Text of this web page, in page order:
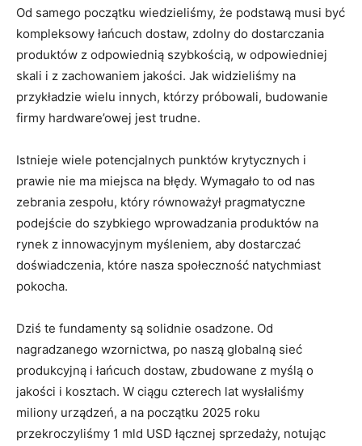
Od samego początku wiedzieliśmy, że podstawą musi być
kompleksowy łańcuch dostaw, zdolny do dostarczania
produktów z odpowiednią szybkością, w odpowiedniej
skali i z zachowaniem jakości. Jak widzieliśmy na
przykładzie wielu innych, którzy próbowali, budowanie
firmy hardware’owej jest trudne.
Istnieje wiele potencjalnych punktów krytycznych i
prawie nie ma miejsca na błędy. Wymagało to od nas
zebrania zespołu, który równoważył pragmatyczne
podejście do szybkiego wprowadzania produktów na
rynek z innowacyjnym myśleniem, aby dostarczać
doświadczenia, które nasza społeczność natychmiast
pokocha.
Dziś te fundamenty są solidnie osadzone. Od
nagradzanego wzornictwa, po naszą globalną sieć
produkcyjną i łańcuch dostaw, zbudowane z myślą o
jakości i kosztach. W ciągu czterech lat wysłaliśmy
miliony urządzeń, a na początku 2025 roku
przekroczyliśmy 1 mld USD łącznej sprzedaży, notując